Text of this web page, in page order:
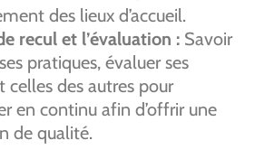
des lieux d’accueil.
recul et l’évaluation : Savoir
pratiques, évaluer ses
celles des autres pour
en continu afin d’offrir une
de qualité.